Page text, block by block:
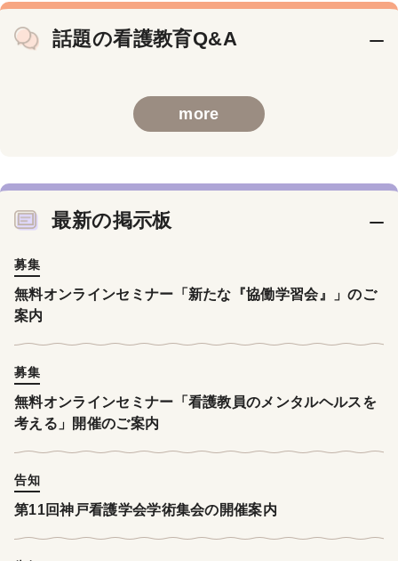
話題の看護教育Q&A
more
最新の掲示板
募集
無料オンラインセミナー「新たな『協働学習会』」のご
案内
募集
無料オンラインセミナー「看護教員のメンタルヘルスを
考える」開催のご案内
告知
第11回神戸看護学会学術集会の開催案内